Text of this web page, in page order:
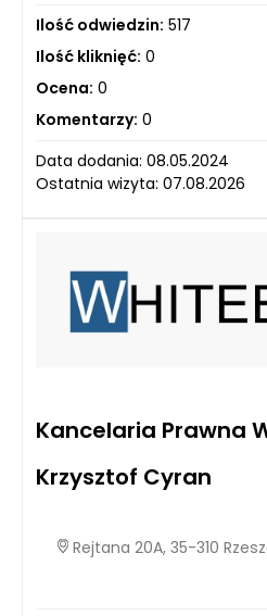
Ilość odwiedzin: 517
Ilość kliknięć: 0
Ocena: 0
Komentarzy: 0
Data dodania: 08.05.2024
Ostatnia wizyta: 07.08.2026
Kancelaria Prawna
Krzysztof Cyran
Rejtana 20A, 35-310